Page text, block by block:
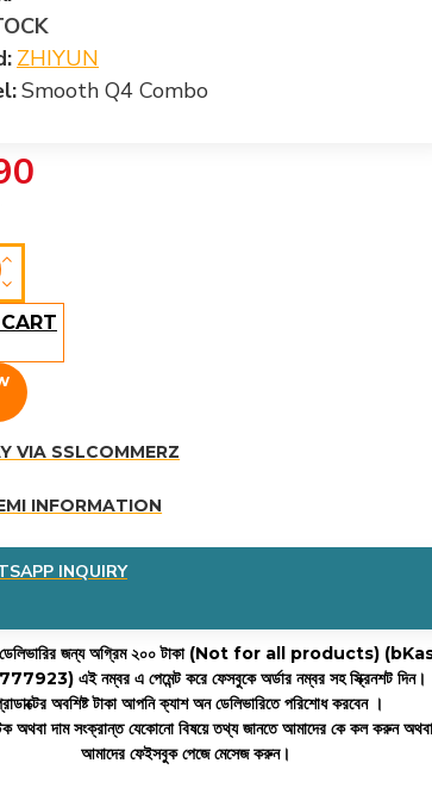
ZHIYUN
Smooth Q4 Combo
VIA SSLCOMMERZ
INFORMATION
INQUIRY
ডেলিভারির জন্য অগ্রিম ২০০ টাকা (Not for all products)
এই নম্বর এ পেমেন্ট করে ফেসবুকে অর্ডার নম্বর সহ স্ক্রিনশট দিন।
অবশিষ্ট টাকা আপনি ক্যাশ অন ডেলিভারিতে পরিশোধ করবেন ।
অথবা দাম সংক্রান্ত যেকোনো বিষয়ে তথ্য জানতে আমাদের কে কল করুন অথবা
আমাদের ফেইসবুক পেজে মেসেজ করুন।